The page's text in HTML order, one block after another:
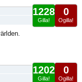
0
Ogilla!
1228
Gilla!
0
Ogilla!
1202
Gilla!